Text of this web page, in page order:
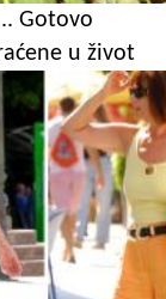
Gotovo
u život